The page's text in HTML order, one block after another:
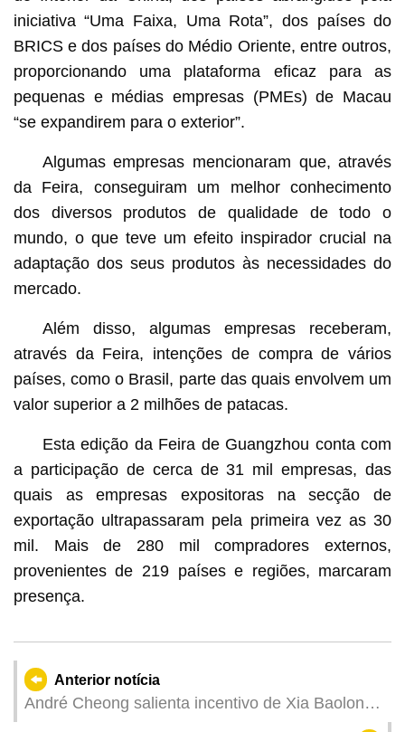
iniciativa “Uma Faixa, Uma Rota”, dos países do
BRICS e dos países do Médio Oriente, entre outros,
proporcionando uma plataforma eficaz para as
pequenas e médias empresas (PMEs) de Macau
“se expandirem para o exterior”.
Algumas empresas mencionaram que, através
da Feira, conseguiram um melhor conhecimento
dos diversos produtos de qualidade de todo o
mundo, o que teve um efeito inspirador crucial na
adaptação dos seus produtos às necessidades do
mercado.
Além disso, algumas empresas receberam,
através da Feira, intenções de compra de vários
países, como o Brasil, parte das quais envolvem um
valor superior a 2 milhões de patacas.
Esta edição da Feira de Guangzhou conta com
a participação de cerca de 31 mil empresas, das
quais as empresas expositoras na secção de
exportação ultrapassaram pela primeira vez as 30
mil. Mais de 280 mil compradores externos,
provenientes de 219 países e regiões, marcaram
presença.
Anterior notícia
André Cheong salienta incentivo de Xia Baolong